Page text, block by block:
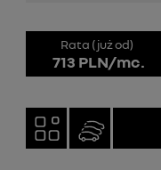
Rata (już od)
713 PLN/mc.